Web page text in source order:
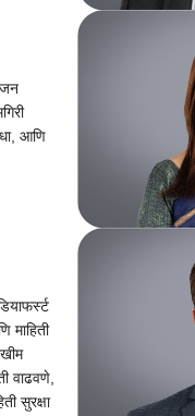
आणि
वाढवणे,
सुरक्षा